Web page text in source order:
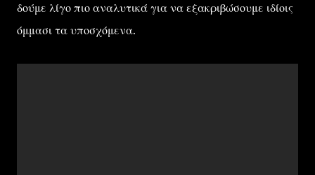
δούμε λίγο πιο αναλυτικά για να εξακριβώσουμε ιδίοις
όμμασι τα υποσχόμενα.